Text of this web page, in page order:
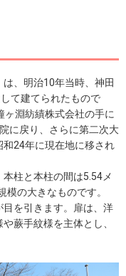
、明治10年当時、神田
て建てられたもので
淵紡績株式会社の手に
に戻り、さらに第二次大
24年に現在地に移され
柱と本柱の間は5.54メ
の大きなものです。
を引きます。扉は、洋
蕨手紋様を主体とし、